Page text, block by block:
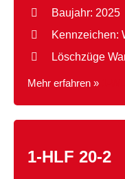
Baujahr: 2025
Kennzeichen:
Löschzüge
Mehr erfahren »
1-HLF 20-2